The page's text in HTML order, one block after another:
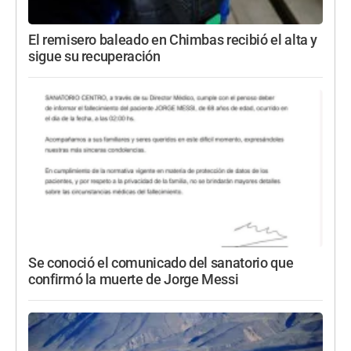
El remisero baleado en Chimbas recibió el alta y
sigue su recuperación
Se conoció el comunicado del sanatorio que
confirmó la muerte de Jorge Messi